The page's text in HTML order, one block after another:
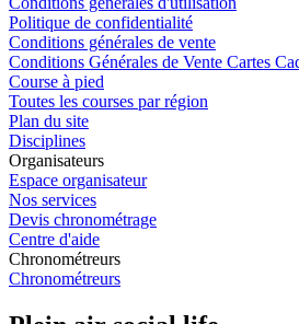
Politique de confidentialité
Conditions générales de vente
Conditions Générales de Vente Cartes
Course à pied
Toutes les courses par région
Plan du site
Disciplines
Organisateurs
Espace organisateur
Nos services
Devis chronométrage
Centre d'aide
Chronométreurs
Chronométreurs